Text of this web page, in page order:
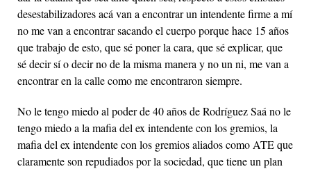
desestabilizadores acá van a encontrar un intendente firme a mí
no me van a encontrar sacando el cuerpo porque hace 15 años
que trabajo de esto, que sé poner la cara, que sé explicar, que
sé decir sí o decir no de la misma manera y no un ni, me van a
encontrar en la calle como me encontraron siempre.
No le tengo miedo al poder de 40 años de Rodríguez Saá no le
tengo miedo a la mafia del ex intendente con los gremios, la
mafia del ex intendente con los gremios aliados como ATE que
claramente son repudiados por la sociedad, que tiene un plan